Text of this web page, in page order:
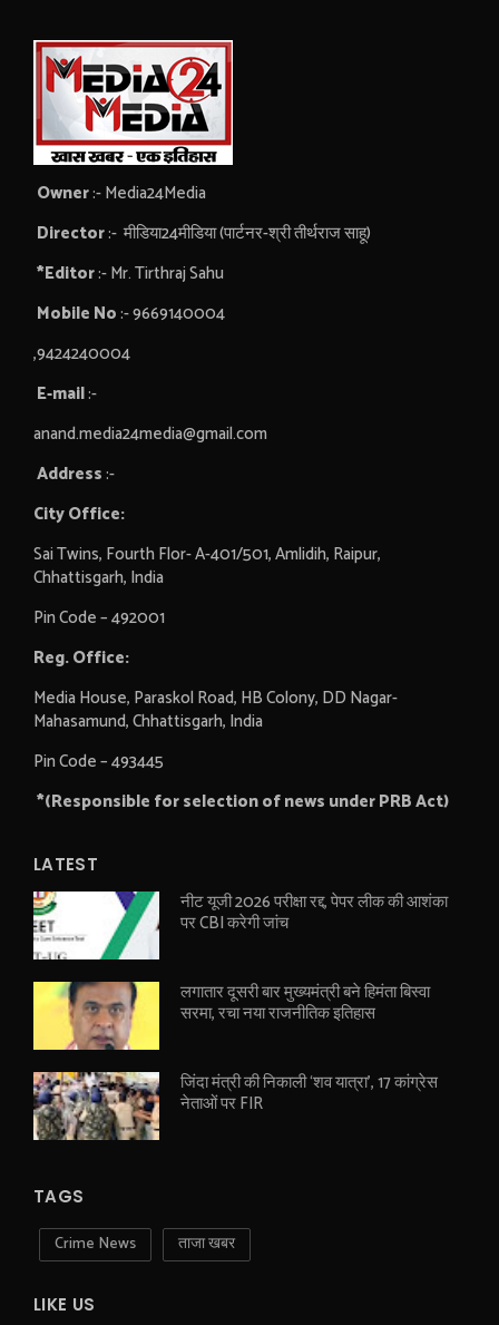
Owner:- Media24Media
Director:- मीडिया24मीडिया (पार्टनर-श्री तीर्थराज साहू)
*Editor:- Mr. Tirthraj Sahu
Mobile No:- 9669140004
,9424240004
E-mail:-
anand.media24media@gmail.com
Address:-
City Office:
Sai Twins, Fourth Flor- A-401/501, Amlidih, Raipur,
Chhattisgarh, India
Pin Code – 492001
Reg. Office:
Media House, Paraskol Road, HB Colony, DD Nagar-
Mahasamund, Chhattisgarh, India
Pin Code – 493445
*(Responsible for selection of news under PRB Act)
LATEST
नीट यूजी 2026 परीक्षा रद्द, पेपर लीक की आशंका
पर CBI करेगी जांच
लगातार दूसरी बार मुख्यमंत्री बने हिमंता बिस्वा
सरमा, रचा नया राजनीतिक इतिहास
जिंदा मंत्री की निकाली ‘शव यात्रा’, 17 कांग्रेस
नेताओं पर FIR
TAGS
Crime News ताजा खबर
LIKE US